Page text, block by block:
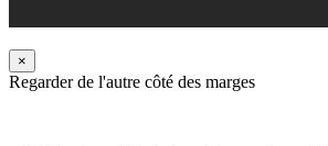
×
Regarder de l'autre côté des marges